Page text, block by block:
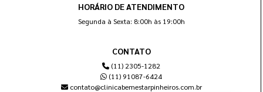
HORÁRIO DE ATENDIMENTO
Segunda à Sexta: 8:00h às 19:00h
CONTATO
(11) 2305-1282
(11) 91087-6424
contato@clinicabemestarpinheiros.com.br